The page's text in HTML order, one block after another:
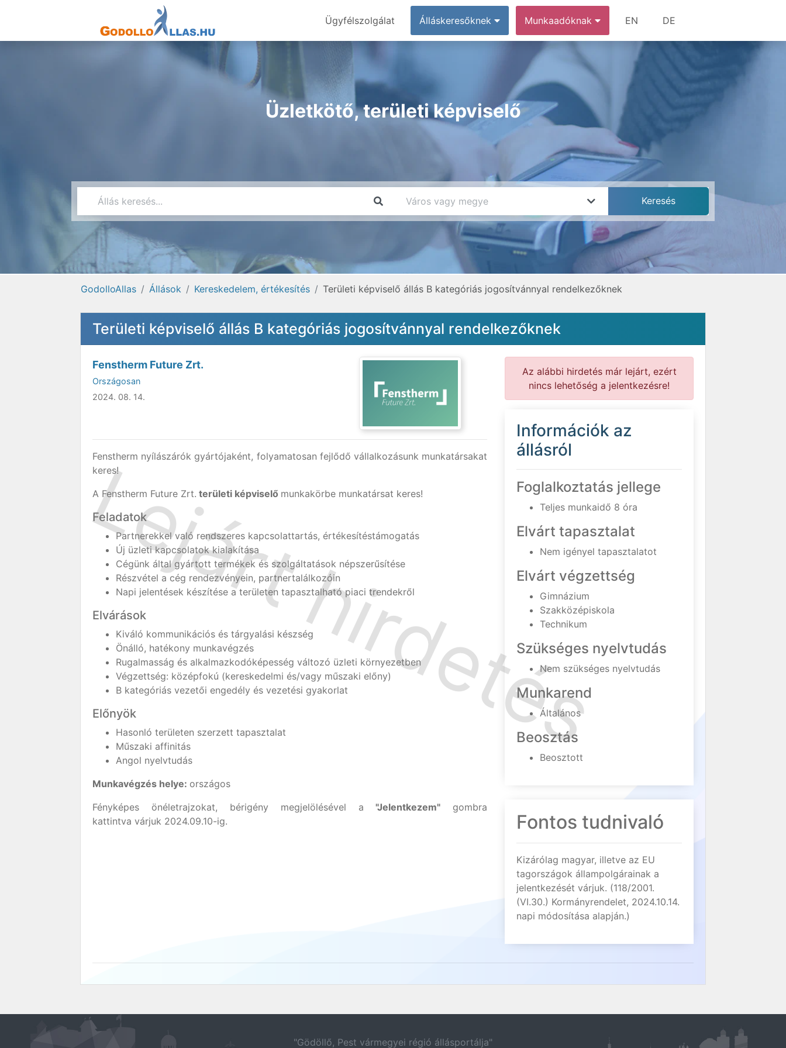
Ügyfélszolgálat Álláskeresőknek Munkaadóknak EN DE
Üzletkötő, területi képviselő
GodolloAllas Állások Kereskedelem, értékesítés Területi képviselő állás B kategóriás jogosítvánnyal rendelkezőknek
Területi képviselő állás B kategóriás jogosítvánnyal rendelkezőknek
Fenstherm Future Zrt.
Országosan
2024. 08. 14.
Fenstherm nyílászárók gyártójaként, folyamatosan fejlődő vállalkozásunk munkatársakat
keres!
A Fenstherm Future Zrt. területi képviselő munkakörbe munkatársat keres!
Feladatok
Partnerekkel való rendszeres kapcsolattartás, értékesítéstámogatás
Új üzleti kapcsolatok kialakítása
Cégünk által gyártott termékek és szolgáltatások népszerűsítése
Részvétel a cég rendezvényein, partnertalálkozóin
Napi jelentések készítése a területen tapasztalható piaci trendekről
Elvárások
Kiváló kommunikációs és tárgyalási készség
Önálló, hatékony munkavégzés
Rugalmasság és alkalmazkodóképesség változó üzleti környezetben
Végzettség: középfokú (kereskedelmi és/vagy műszaki előny)
B kategóriás vezetői engedély és vezetési gyakorlat
Előnyök
Hasonló területen szerzett tapasztalat
Műszaki affinitás
Angol nyelvtudás
Munkavégzés helye: országos
Fényképes önéletrajzokat, bérigény megjelölésével a "Jelentkezem" gombra
kattintva várjuk 2024.09.10-ig.
Az alábbi hirdetés már lejárt, ezért
nincs lehetőség a jelentkezésre!
Információk az
állásról
Foglalkoztatás jellege
Teljes munkaidő 8 óra
Elvárt tapasztalat
Nem igényel tapasztalatot
Elvárt végzettség
Gimnázium
Szakközépiskola
Technikum
Szükséges nyelvtudás
Nem szükséges nyelvtudás
Munkarend
Általános
Beosztás
Beosztott
Fontos tudnivaló
Kizárólag magyar, illetve az EU
tagországok állampolgárainak a
jelentkezését várjuk. (118/2001.
(VI.30.) Kormányrendelet, 2024.10.14.
napi módosítása alapján.)
"Gödöllő, Pest vármegyei régió állásportálja"